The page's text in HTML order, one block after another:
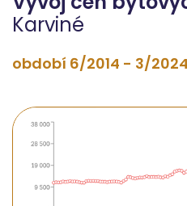
Karviné
období 6/2014 - 3/